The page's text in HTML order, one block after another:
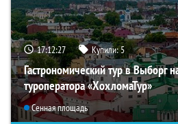
17:12:26 Купили:5
Гастрономический тур в Выборг
туроператора «ХохломаТур»
Сенная площадь